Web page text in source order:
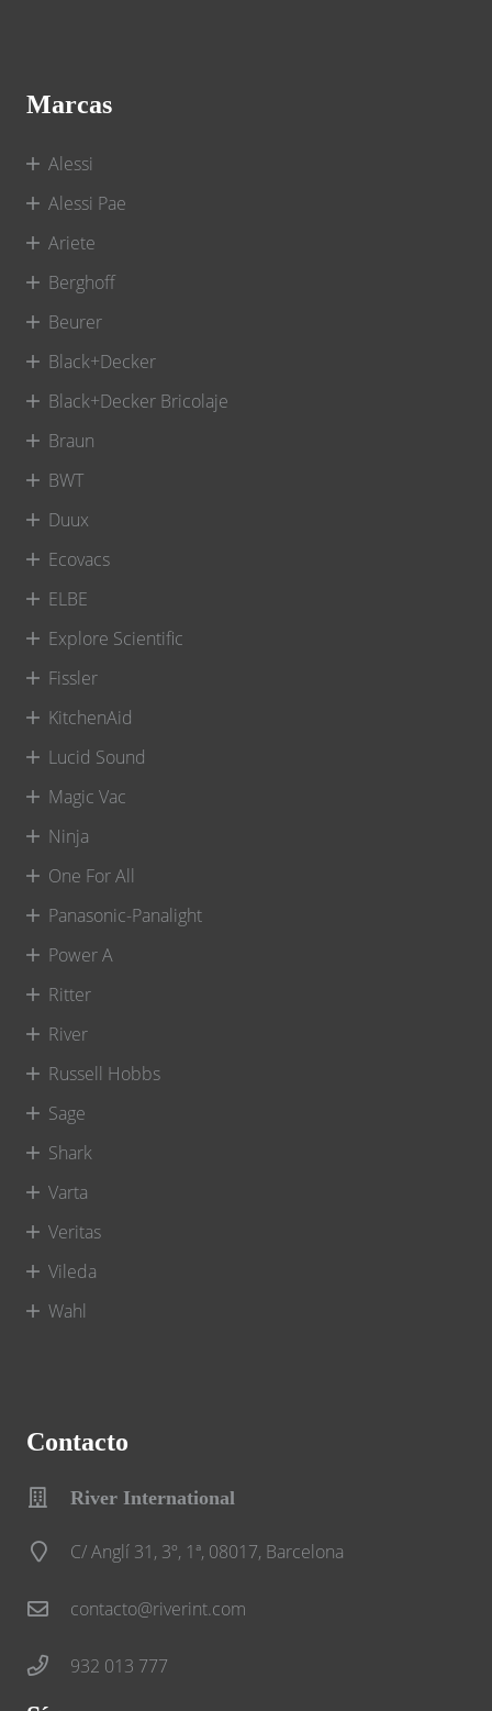
Marcas
Alessi
Alessi Pae
Ariete
Berghoff
Beurer
Black+Decker
Black+Decker Bricolaje
Braun
BWT
Duux
Ecovacs
ELBE
Explore Scientific
Fissler
KitchenAid
Lucid Sound
Magic Vac
Ninja
One For All
Panasonic-Panalight
Power A
Ritter
River
Russell Hobbs
Sage
Shark
Varta
Veritas
Vileda
Wahl
Contacto
River International
C/ Anglí 31, 3º, 1ª, 08017, Barcelona
contacto@riverint.com
932 013 777